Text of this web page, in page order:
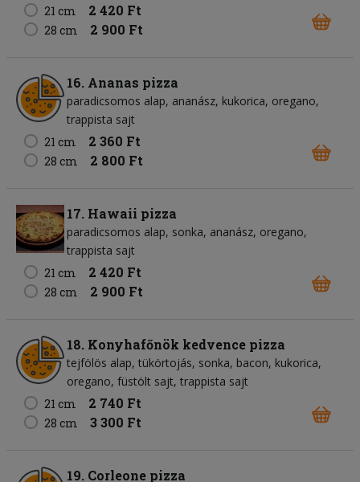
21 cm
2 420 Ft
28 cm 2 900 Ft
16. Ananas pizza
paradicsomos alap ananász kukorica oregano
trappista sajt
21 cm
2 360 Ft
28 cm 2 800 Ft
17. Hawaii pizza
paradicsomos alap sonka ananász oregano
trappista sajt
21 cm
2 420 Ft
28 cm 2 900 Ft
18. Konyhafőnök kedvence pizza
tejfölös alap tükörtojás sonka bacon kukorica
oregano füstölt sajt trappista sajt
21 cm
2 740 Ft
28 cm 3 300 Ft
19. Corleone pizza